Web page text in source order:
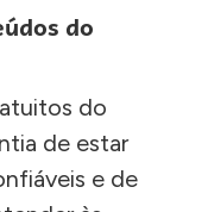
do
do
de estar
e de